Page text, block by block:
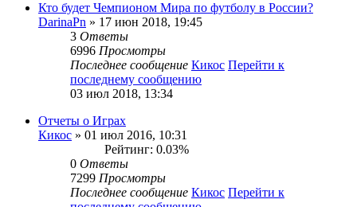
Кто будет Чемпионом Мира по футболу в России?
DarinaPn » 17 июн 2018, 19:45
3 Ответы
6996 Просмотры
Последнее сообщение Кикос Перейти к
последнему сообщению
03 июл 2018, 13:34
Отчеты о Играх
Кикос » 01 июл 2016, 10:31
Рейтинг: 0.03%
0 Ответы
7299 Просмотры
Последнее сообщение Кикос Перейти к